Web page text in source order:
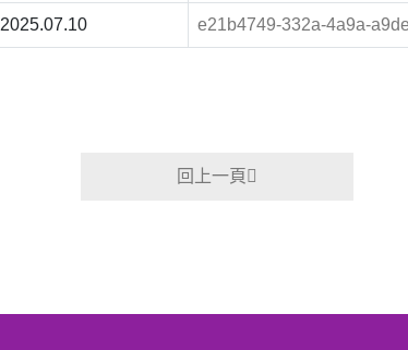
2025.07.10 e21b4749-332a-4a9a-
回上一頁